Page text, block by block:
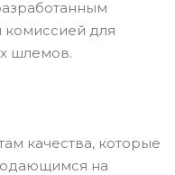
комиссией для
шлемов.
качества, которые
на